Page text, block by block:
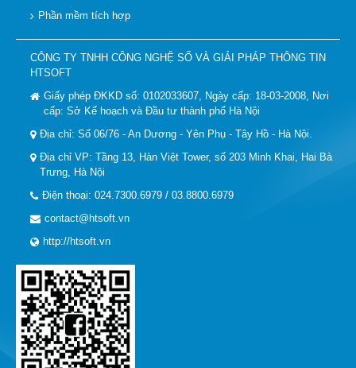
Phần mềm tích hợp
CÔNG TY TNHH CÔNG NGHỆ SỐ VÀ GIẢI PHÁP THÔNG TIN
HTSOFT
Giấy phép ĐKKD số: 0102033607, Ngày cấp: 18-03-2008, Nơi
cấp: Sở Kế hoạch và Đầu tư thành phố Hà Nội
Địa chỉ: Số 06/76 - An Dương - Yên Phụ - Tây Hồ - Hà Nội.
Địa chỉ VP: Tầng 13, Hàn Việt Tower, số 203 Minh Khai, Hai Bà
Trưng, Hà Nội
Điện thoại: 024.7300.6979 / 03.8800.6979
contact@htsoft.vn
http://htsoft.vn